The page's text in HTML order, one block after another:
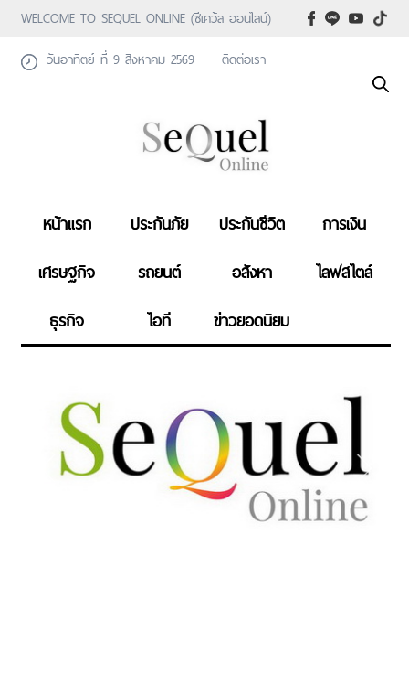
WELCOME TO SEQUEL ONLINE (ซีเคว้ล ออนไลน์)
วันอาทิตย์ ที่ 9 สิงหาคม 2569
ติดต่อเรา
หน้าแรก ประกันภัย ประกันชีวิต
การเงิน
เศรษฐกิจ
รถยนต์ อสังหา
ไลฟสไตล์
ธุรกิจ
ไอที ข่าวยอดนิยม